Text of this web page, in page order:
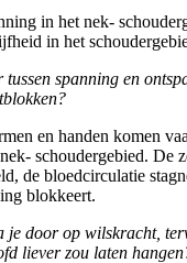
in het nek-
in het
tussen spanning en
en handen komen
schoudergebied. De
de bloedcirculatie
blokkeert.
je door op wilskracht,
liever zou laten